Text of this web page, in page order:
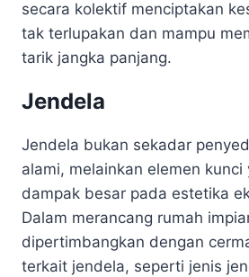
secara kolektif menciptakan
tak terlupakan dan mampu
tarik jangka panjang.
Jendela
Jendela bukan sekadar
alami, melainkan elemen kunci
dampak besar pada estetika
Dalam merancang rumah
dipertimbangkan dengan
terkait jendela, seperti jenis